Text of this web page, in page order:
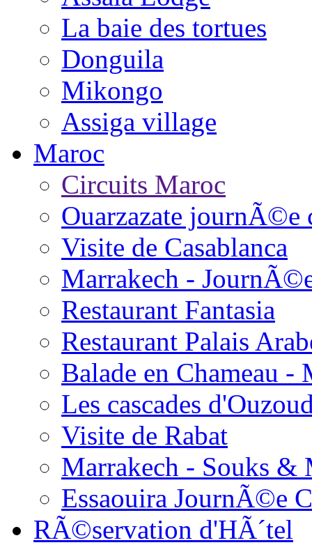
La baie des tortues
Donguila
Mikongo
Assiga village
Maroc
Circuits Maroc
Ouarzazate journÃ©e
Visite de Casablanca
Marrakech -
Restaurant Fantasia
Restaurant Palais
Balade en Chameau -
Les cascades
Visite de Rabat
Marrakech - Souks &
Essaouira JournÃ©e
RÃ©servation d'HÃ´tel